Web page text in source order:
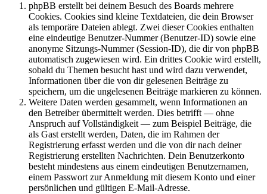
phpBB erstellt bei deinem Besuch des Boards mehrere
Cookies. Cookies sind kleine Textdateien, die dein Browser
als temporäre Dateien ablegt. Zwei dieser Cookies enthalten
eine eindeutige Benutzer-Nummer (Benutzer-ID) sowie eine
anonyme Sitzungs-Nummer (Session-ID), die dir von phpBB
automatisch zugewiesen wird. Ein drittes Cookie wird erstellt,
sobald du Themen besucht hast und wird dazu verwendet,
Informationen über die von dir gelesenen Beiträge zu
speichern, um die ungelesenen Beiträge markieren zu können.
Weitere Daten werden gesammelt, wenn Informationen an
den Betreiber übermittelt werden. Dies betrifft — ohne
Anspruch auf Vollständigkeit — zum Beispiel Beiträge, die
als Gast erstellt werden, Daten, die im Rahmen der
Registrierung erfasst werden und die von dir nach deiner
Registrierung erstellten Nachrichten. Dein Benutzerkonto
besteht mindestens aus einem eindeutigen Benutzernamen,
einem Passwort zur Anmeldung mit diesem Konto und einer
persönlichen und gültigen E-Mail-Adresse.